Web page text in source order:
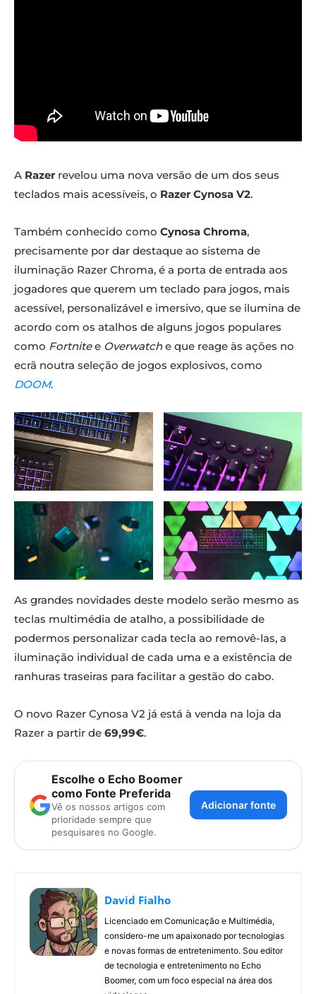
A Razer revelou uma nova versão de um dos seus
teclados mais acessíveis, o Razer Cynosa V2.
Também conhecido como Cynosa Chroma,
precisamente por dar destaque ao sistema de
iluminação Razer Chroma, é a porta de entrada aos
jogadores que querem um teclado para jogos, mais
acessível, personalizável e imersivo, que se ilumina de
acordo com os atalhos de alguns jogos populares
como Fortnitee Overwatche que reage às ações no
ecrã noutra seleção de jogos explosivos, como
DOOM.
As grandes novidades deste modelo serão mesmo as
teclas multimédia de atalho, a possibilidade de
podermos personalizar cada tecla ao removê-las, a
iluminação individual de cada uma e a existência de
ranhuras traseiras para facilitar a gestão do cabo.
O novo Razer Cynosa V2 já está à venda na loja da
Razer a partir de 69,99€.
Escolhe o Echo Boomer
como Fonte Preferida
Vê os nossos artigos com
prioridade sempre que
pesquisares no Google.
Adicionar fonte
David Fialho
Licenciado em Comunicação e Multimédia,
considero-me um apaixonado por tecnologias
e novas formas de entretenimento. Sou editor
de tecnologia e entretenimento no Echo
Boomer, com um foco especial na área dos